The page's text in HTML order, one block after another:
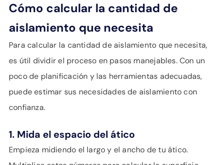
Cómo calcular la cantidad de
aislamiento que necesita
Para calcular la cantidad de aislamiento que necesita,
es útil dividir el proceso en pasos manejables. Con un
poco de planificación y las herramientas adecuadas,
puede estimar sus necesidades de aislamiento con
confianza.
1. Mida el espacio del ático
Empieza midiendo el largo y el ancho de tu ático.